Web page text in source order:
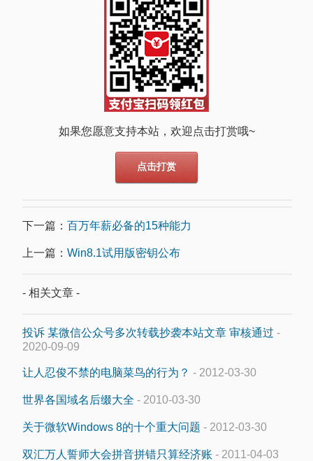
如果您愿意支持本站，欢迎点击打赏哦~
点击打赏
下一篇： 百万年薪必备的15种能力
上一篇： Win8.1试用版密钥公布
- 相关文章 -
投诉 某微信公众号多次转载抄袭本站文章 审核通过 -
2020-09-09
让人忍俊不禁的电脑菜鸟的行为？ - 2012-03-30
世界各国域名后缀大全 - 2010-03-30
关于微软Windows 8的十个重大问题 - 2012-03-30
双汇万人誓师大会拼音拼错只算经济账 - 2011-04-03